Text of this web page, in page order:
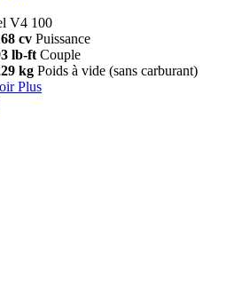
V4 100
cv Puissance
lb-ft Couple
kg Poids à vide (sans carburant)
Plus